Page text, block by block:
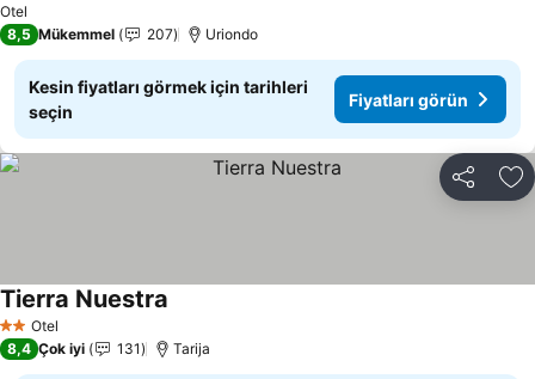
Otel
8,5 Mükemmel 207 Uriondo
Kesin fiyatları görmek için tarihleri
seçin
Fiyatları görün
Paylaş
2 Yıldız
Otel
Tierra Nuestra
8,4 Çok iyi 131 Tarija